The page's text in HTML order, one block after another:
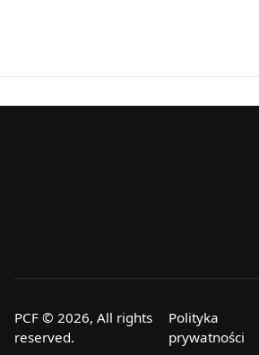
PCF © 2026, All rights
reserved.
Polityka
prywatności